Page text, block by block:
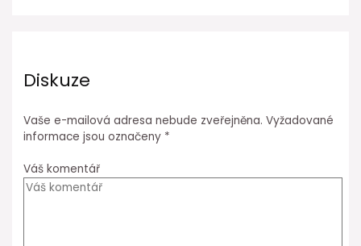
Diskuze
Vaše e-mailová adresa nebude zveřejněna. Vyžadované
informace jsou označeny *
Váš komentář